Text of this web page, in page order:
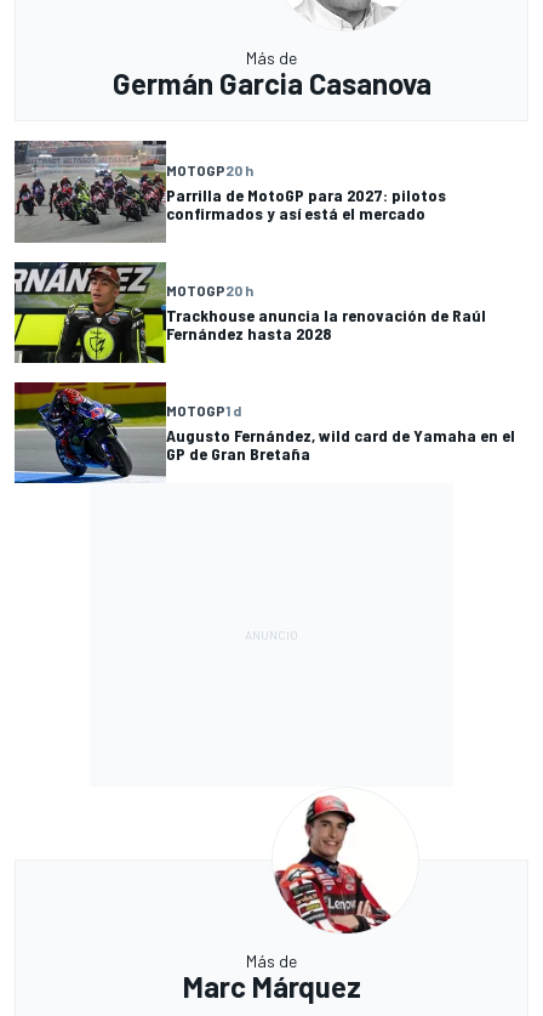
Más de
Germán Garcia Casanova
MOTOGP20 h
Parrilla de MotoGP para 2027: pilotos
confirmados y así está el mercado
MOTOGP20 h
Trackhouse anuncia la renovación de Raúl
Fernández hasta 2028
MOTOGP1 d
Augusto Fernández, wild card de Yamaha en el
GP de Gran Bretaña
Más de
Marc Márquez